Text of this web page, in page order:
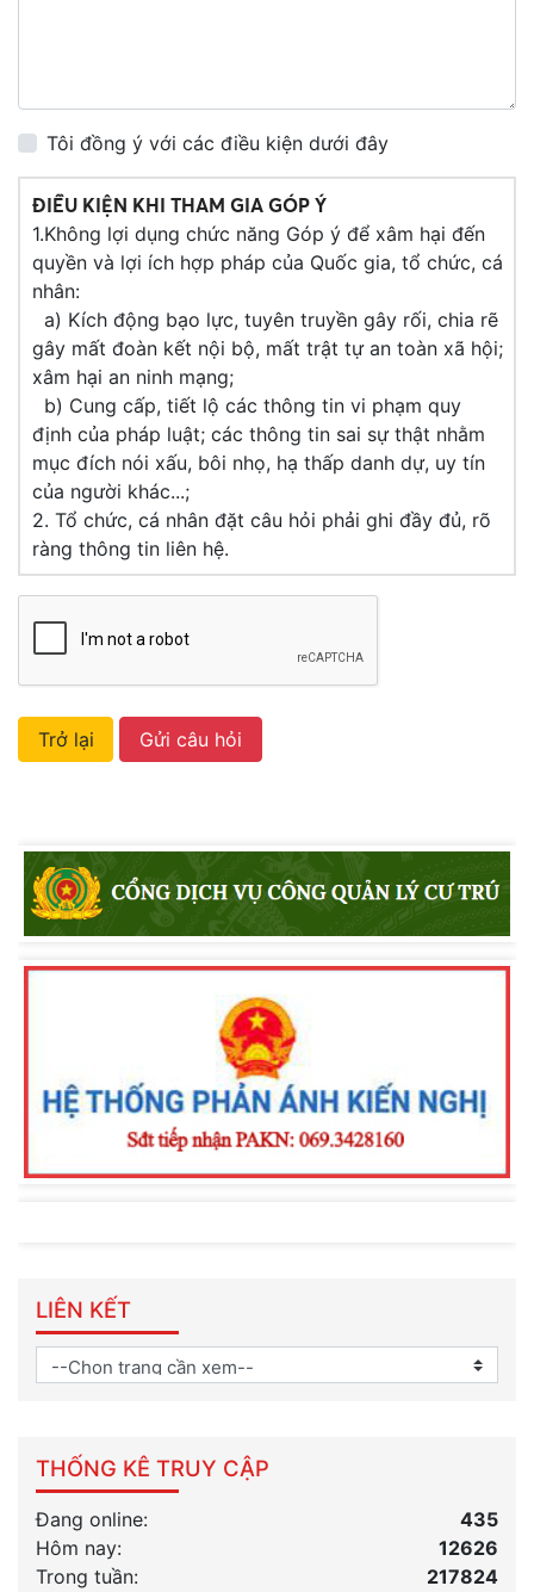
Tôi đồng ý với các điều kiện dưới đây
ĐIỀU KIỆN KHI THAM GIA GÓP Ý
1.Không lợi dụng chức năng Góp ý để xâm hại đến
quyền và lợi ích hợp pháp của Quốc gia, tổ chức, cá
nhân:
a) Kích động bạo lực, tuyên truyền gây rối, chia rẽ
gây mất đoàn kết nội bộ, mất trật tự an toàn xã hội;
xâm hại an ninh mạng;
b) Cung cấp, tiết lộ các thông tin vi phạm quy
định của pháp luật; các thông tin sai sự thật nhằm
mục đích nói xấu, bôi nhọ, hạ thấp danh dự, uy tín
của người khác...;
2. Tổ chức, cá nhân đặt câu hỏi phải ghi đầy đủ, rõ
ràng thông tin liên hệ.
LIÊN KẾT
THỐNG KÊ TRUY CẬP
Đang online:
435
Hôm nay:
12626
Trong tuần:
217824